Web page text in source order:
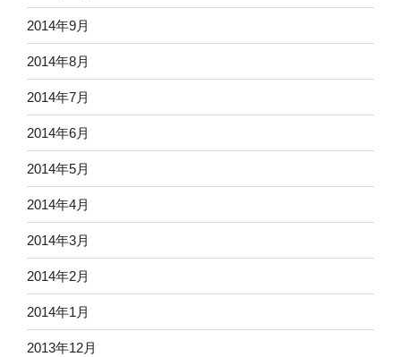
2014年9月
2014年8月
2014年7月
2014年6月
2014年5月
2014年4月
2014年3月
2014年2月
2014年1月
2013年12月